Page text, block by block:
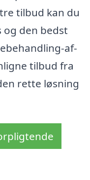
tilbud kan du
og den bedst
af-
tilbud fra
rette løsning